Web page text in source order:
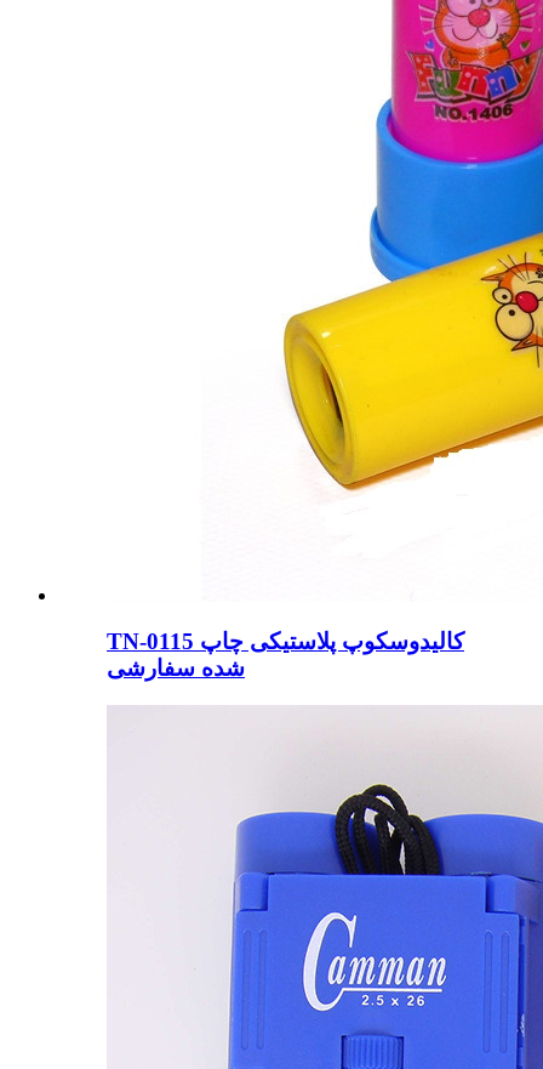
TN-0115 کالیدوسکوپ پلاستیکی چاپ
شده سفارشی